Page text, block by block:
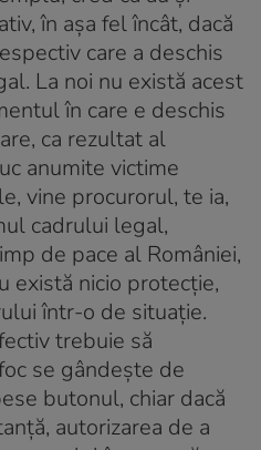
în așa fel încât, dacă
care a deschis
La noi nu există acest
în care e deschis
ca rezultat al
anumite victime
vine procurorul, te ia,
cadrului legal,
de pace al României,
există nicio protecție,
într-o de situație.
trebuie să
se gândește de
butonul, chiar dacă
autorizarea de a